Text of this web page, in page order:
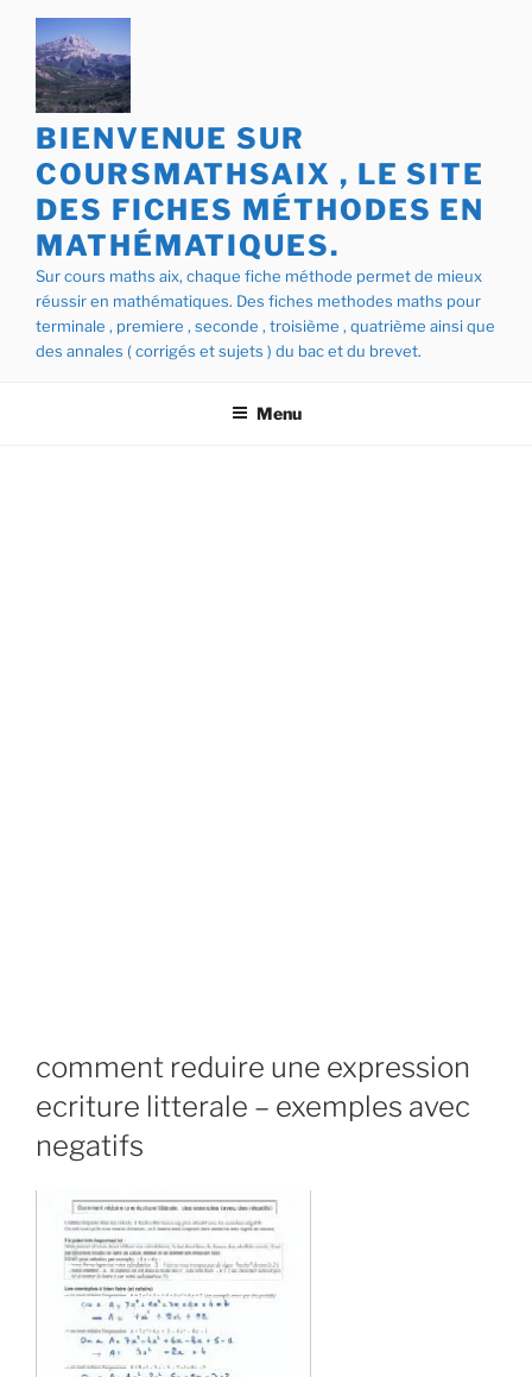
Aller
contenu
principal
BIENVENUE SUR
COURSMATHSAIX , LE SITE
DES FICHES MÉTHODES EN
MATHÉMATIQUES.
Sur cours maths aix, chaque fiche méthode permet de mieux
réussir en mathématiques. Des fiches methodes maths pour
terminale , premiere , seconde , troisième , quatrième ainsi que
des annales ( corrigés et sujets ) du bac et du brevet.
Menu
comment reduire une expression
ecriture litterale – exemples avec
negatifs